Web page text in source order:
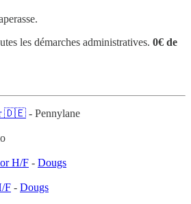
les démarches administratives. 0€ de
🇩🇪 - Pennylane
H/F - Dougs
F - Dougs